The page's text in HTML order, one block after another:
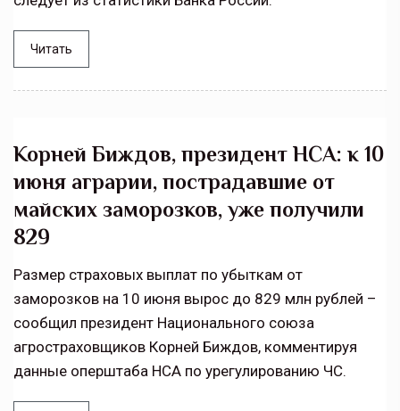
Читать
Корней Биждов, президент НСА: к 10
июня аграрии, пострадавшие от
майских заморозков, уже получили
829
Размер страховых выплат по убыткам от
заморозков на 10 июня вырос до 829 млн рублей –
сообщил президент Национального союза
агростраховщиков Корней Биждов, комментируя
данные оперштаба НСА по урегулированию ЧС.